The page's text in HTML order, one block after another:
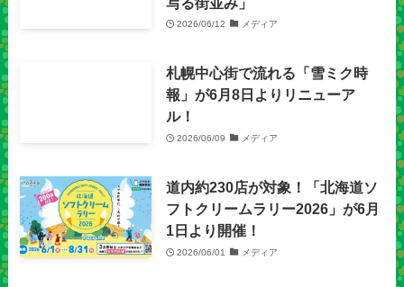
2026/06/12 メディア
札幌中心街で流れる「雪ミク時
報」が6月8日よりリニューア
ル！
2026/06/09 メディア
道内約230店が対象！「北海道ソ
フトクリームラリー2026」が6月
1日より開催！
2026/06/01 メディア